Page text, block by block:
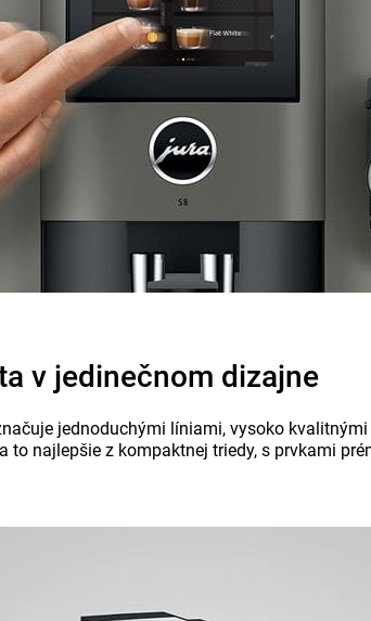
v jedinečnom dizajne
jednoduchými líniami, vysoko
to najlepšie z kompaktnej triedy, s prvkami